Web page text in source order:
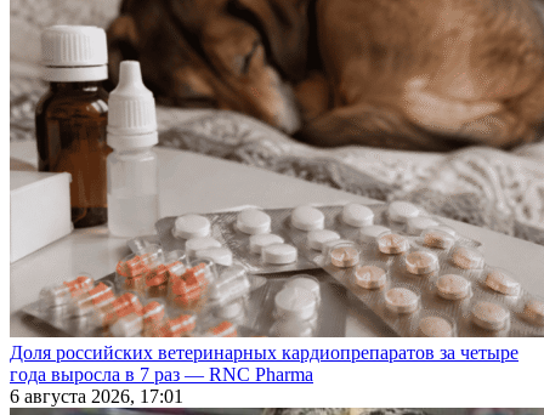
Доля российских ветеринарных кардиопрепаратов за четыре
года выросла в 7 раз — RNC Pharma
6 августа 2026, 17:01